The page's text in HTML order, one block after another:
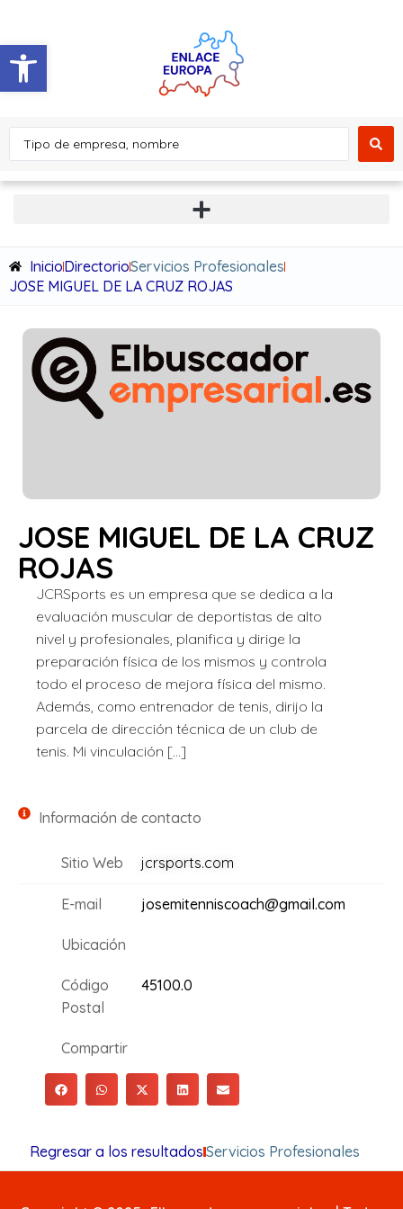
Abrir barra de herramientas
InicioDirectorioServicios Profesionales
JOSE MIGUEL DE LA CRUZ ROJAS
JOSE MIGUEL DE LA CRUZ
ROJAS
JCRSports es un empresa que se dedica a la
evaluación muscular de deportistas de alto
nivel y profesionales, planifica y dirige la
preparación física de los mismos y controla
todo el proceso de mejora física del mismo.
Además, como entrenador de tenis, dirijo la
parcela de dirección técnica de un club de
tenis. Mi vinculación […]
Información de contacto
Sitio Web jcrsports.com
E-mail josemitenniscoach@gmail.com
Ubicación
Código
Postal
45100.0
Compartir
Regresar a los resultadosServicios Profesionales